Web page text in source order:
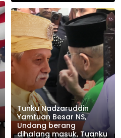
Tunku Nadzaruddin
Yamtuan Besar NS,
Undang berang
dihalang masuk, Tuanku